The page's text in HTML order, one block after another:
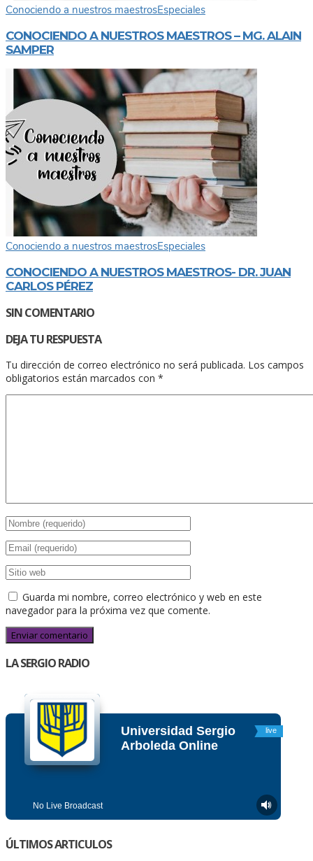
Conociendo a nuestros maestrosEspeciales
CONOCIENDO A NUESTROS MAESTROS – MG. ALAIN
SAMPER
Conociendo a nuestros maestrosEspeciales
CONOCIENDO A NUESTROS MAESTROS- DR. JUAN
CARLOS PÉREZ
SIN COMENTARIO
DEJA TU RESPUESTA
Tu dirección de correo electrónico no será publicada. Los campos
obligatorios están marcados con *
Guarda mi nombre, correo electrónico y web en este
navegador para la próxima vez que comente.
LA SERGIO RADIO
ÚLTIMOS ARTICULOS